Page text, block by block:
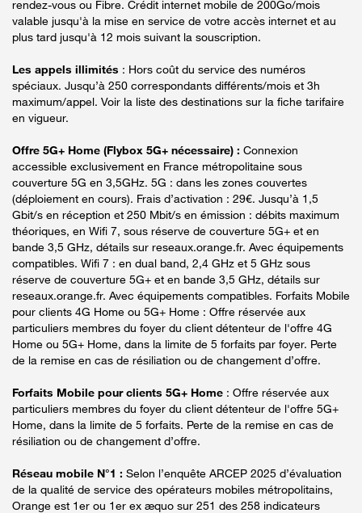
rendez-vous ou Fibre. Crédit internet mobile de 200Go/mois
valable jusqu'à la mise en service de votre accès internet et au
plus tard jusqu'à 12 mois suivant la souscription.
Les appels illimités : Hors coût du service des numéros
spéciaux. Jusqu’à 250 correspondants différents/mois et 3h
maximum/appel. Voir la liste des destinations sur la fiche tarifaire
en vigueur.
Offre 5G+ Home (Flybox 5G+ nécessaire) : Connexion
accessible exclusivement en France métropolitaine sous
couverture 5G en 3,5GHz. 5G : dans les zones couvertes
(déploiement en cours). Frais d’activation : 29€. Jusqu’à 1,5
Gbit/s en réception et 250 Mbit/s en émission : débits maximum
théoriques, en Wifi 7, sous réserve de couverture 5G+ et en
bande 3,5 GHz, détails sur reseaux.orange.fr. Avec équipements
compatibles. Wifi 7 : en dual band, 2,4 GHz et 5 GHz sous
réserve de couverture 5G+ et en bande 3,5 GHz, détails sur
reseaux.orange.fr. Avec équipements compatibles. Forfaits Mobile
pour clients 4G Home ou 5G+ Home : Offre réservée aux
particuliers membres du foyer du client détenteur de l'offre 4G
Home ou 5G+ Home, dans la limite de 5 forfaits par foyer. Perte
de la remise en cas de résiliation ou de changement d’offre.
Forfaits Mobile pour clients 5G+ Home : Offre réservée aux
particuliers membres du foyer du client détenteur de l'offre 5G+
Home, dans la limite de 5 forfaits. Perte de la remise en cas de
résiliation ou de changement d’offre.
Réseau mobile N°1 : Selon l’enquête ARCEP 2025 d’évaluation
de la qualité de service des opérateurs mobiles métropolitains,
Orange est 1er ou 1er ex æquo sur 251 des 258 indicateurs